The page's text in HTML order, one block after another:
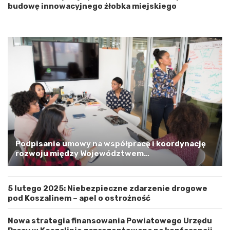
n
p
k
i
m
G
n
i
a
s
t
budowę innowacyjnego żłobka miejskiego
Podpisanie umowy na współpracę i koordynację
rozwoju między Województwem
Zachodniopomorskim a Gminą Miastem Koszalin
5 lutego 2025: Niebezpieczne zdarzenie drogowe
pod Koszalinem – apel o ostrożność
Nowa strategia finansowania Powiatowego Urzędu